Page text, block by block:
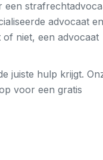
advocaat
niet, een advocaat
juiste hulp krijgt.
voor een gratis